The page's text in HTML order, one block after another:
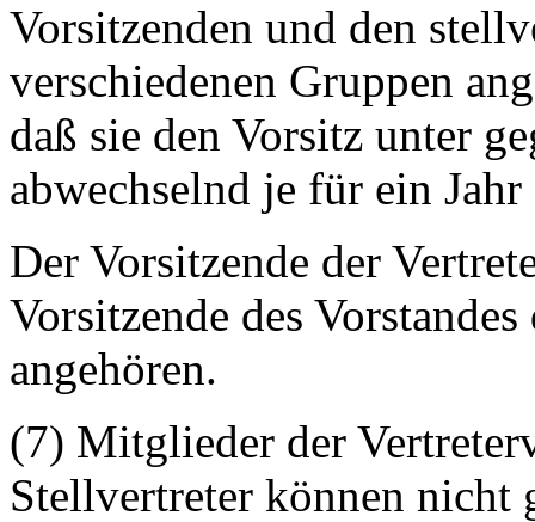
Vorsitzenden und den
verschiedenen Gruppen
daß sie den Vorsitz unter
abwechselnd je für ein
Der Vorsitzende der
Vorsitzende des
angehören.
(7) Mitglieder der
Stellvertreter können nicht